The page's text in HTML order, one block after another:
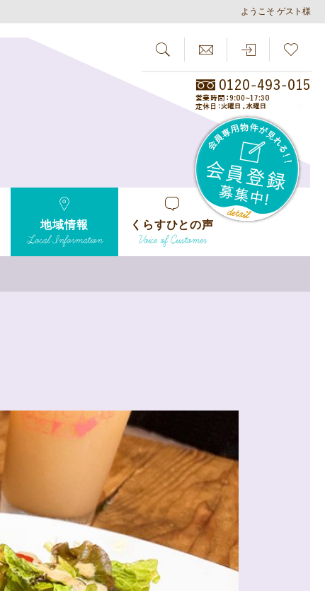
ようこそ ゲスト様
SEARCH
地域情報
Local Information
くらすひとの声
Voice of Customer